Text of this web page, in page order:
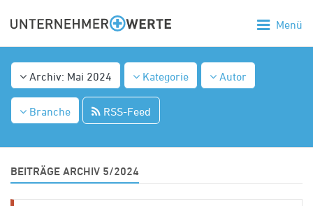
Menü
Archiv: Mai 2024 Kategorie Autor
Branche RSS-Feed
BEITRÄGE ARCHIV 5/2024